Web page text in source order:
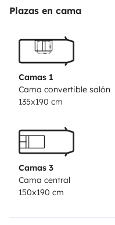
vivienda.
velocidad.-Maletero de
bicicletas.
Se entrega
Cable para conexión a
niveladores. -Mesa y
Plazas en cama
Camas 1
Cama convertible salón
135x190 cm
Camas 3
Cama central
150x190 cm